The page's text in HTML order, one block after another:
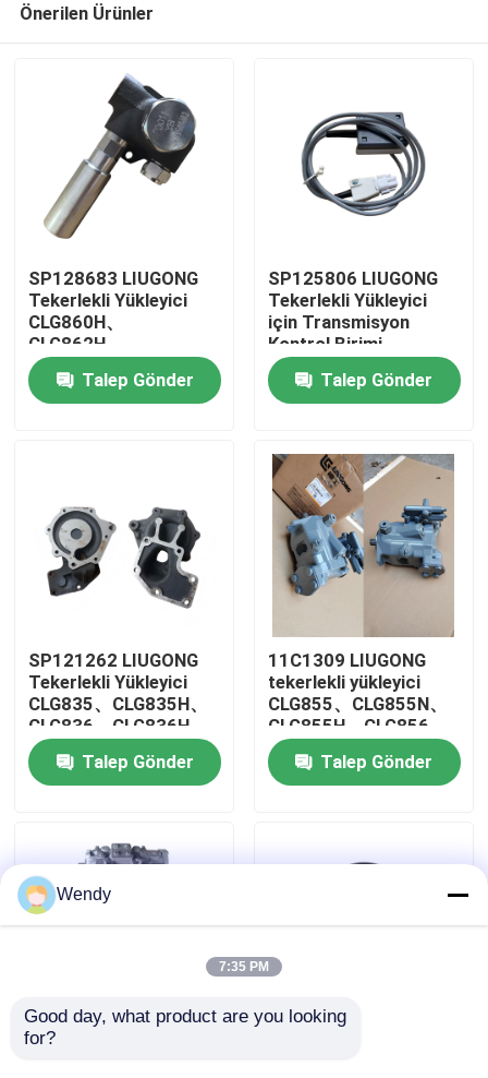
Ürünler
videolar
Hakkımızda
Fabrika turu
Kalite kontrol
Bize Ulaşın
Haberler
Önerilen Ürünler
SP128683 LIUGONG
Tekerlekli Yükleyici
CLG860H、
CLG862H、
CLG862N、
CLG870H、CLG888、
CLG890H、ZL50CN、
Talep Gönder
SP125806 LIUGONG
Tekerlekli Yükleyici
için Transmisyon
Kontrol Birimi
CLG855、CLG856、
CLG850H、ZL50CN、
ZL50CNX、
CLG862H、
CLG862N、
CLG870H、CLG888、
CLG890H
Talep Gönder
SP121262 LIUGONG
Tekerlekli Yükleyici
CLG835、CLG835H、
CLG836、CLG836H、
ZL30E、CLG855、
CLG862H、CLG870H
için Ara Flanş
Talep Gönder
11C1309 LIUGONG
tekerlekli yükleyici
CLG855、CLG855N、
CLG855H、CLG856、
CLG850H、CLG860H
için soğutma pompası
assy
Talep Gönder
11C1132 LIUGONG
Wendy
7:35 PM
Good day, what product are you looking
for?